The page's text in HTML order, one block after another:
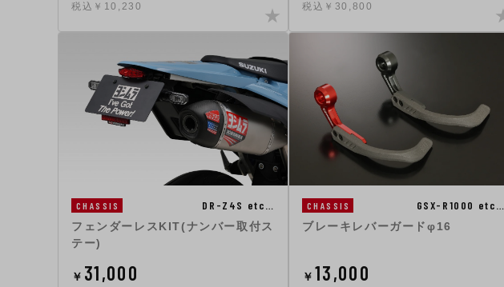
税込￥10,230 税込￥30,800
CHASSIS DR-Z4S etc…
フェンダーレスKIT(ナンバー取付ス
テー)
￥ 31,000
CHASSIS GSX-R1000 etc…
ブレーキレバーガードφ16
￥ 13,000